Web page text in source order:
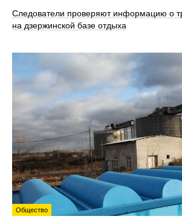
Следователи проверяют информацию о
на дзержинской базе отдыха
Общество